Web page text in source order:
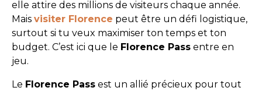
elle attire des millions de visiteurs chaque année.
Mais visiter Florence peut être un défi logistique,
surtout si tu veux maximiser ton temps et ton
budget. C’est ici que le Florence Pass entre en
jeu.
Le Florence Pass est un allié précieux pour tout